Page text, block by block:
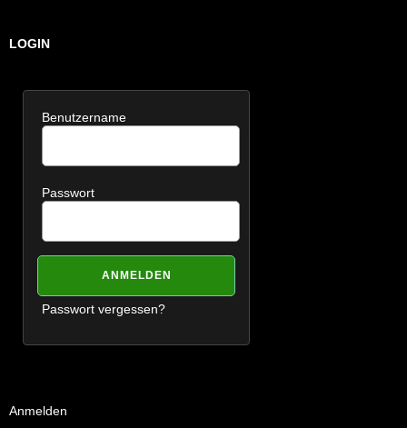
LOGIN
Benutzername
Passwort
Passwort vergessen?
Anmelden